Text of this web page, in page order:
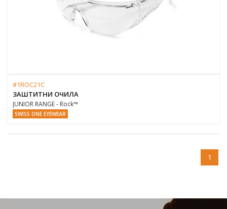
#1ROC21C
ЗАШТИТНИ ОЧИЛА
JUNIOR RANGE - Rock™
SWISS ONE EYEWEAR
1